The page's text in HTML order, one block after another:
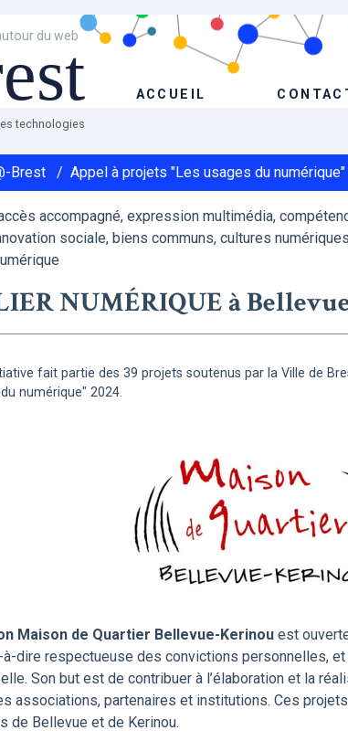
du web
ACCUEIL
technologies
Brest / Appel à projets "Les usages du
accompagné, expression multimédia,
sociale, biens communs, cultures
NUMÉRIQUE à
fait partie des 39 projets soutenus par la Ville de
numérique" 2024.
Maison de Quartier Bellevue-Kerinou est
à-dire respectueuse des convictions personnelles,
Son but est de contribuer à l’élaboration et la
associations, partenaires et institutions. Ces
de Bellevue et de Kerinou.